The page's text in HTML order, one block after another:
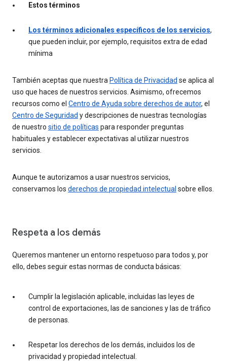
Estos términos
Los términos adicionales específicos de los servicios,
que pueden incluir, por ejemplo, requisitos extra de edad
mínima
También aceptas que nuestra Política de Privacidad se aplica al
uso que haces de nuestros servicios. Asimismo, ofrecemos
recursos como el Centro de Ayuda sobre derechos de autor, el
Centro de Seguridad y descripciones de nuestras tecnologías
de nuestro sitio de políticas para responder preguntas
habituales y establecer expectativas al utilizar nuestros
servicios.
Aunque te autorizamos a usar nuestros servicios,
conservamos los derechos de propiedad intelectual sobre ellos.
Respeta a los demás
Queremos mantener un entorno respetuoso para todos y, por
ello, debes seguir estas normas de conducta básicas:
Cumplir la legislación aplicable, incluidas las leyes de
control de exportaciones, las de sanciones y las de tráfico
de personas.
Respetar los derechos de los demás, incluidos los de
privacidad y propiedad intelectual.